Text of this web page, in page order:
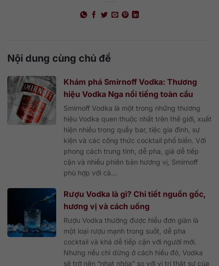
Nội dung cùng chủ đề
Khám phá Smirnoff Vodka: Thương
hiệu Vodka Nga nổi tiếng toàn cầu
Smirnoff Vodka là một trong những thương
hiệu Vodka quen thuộc nhất trên thế giới, xuất
hiện nhiều trong quầy bar, tiệc gia đình, sự
kiện và các công thức cocktail phổ biến. Với
phong cách trung tính, dễ pha, giá dễ tiếp
cận và nhiều phiên bản hương vị, Smirnoff
phù hợp với cả...
Rượu Vodka là gì? Chi tiết nguồn gốc,
hương vị và cách uống
Rượu Vodka thường được hiểu đơn giản là
một loại rượu mạnh trong suốt, dễ pha
cocktail và khá dễ tiếp cận với người mới.
Nhưng nếu chỉ dừng ở cách hiểu đó, Vodka
sẽ trở nên “nhạt nhòa” so với vị trí thật sự của